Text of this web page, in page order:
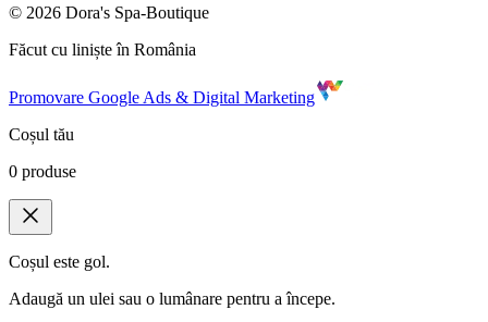
© 2026 Dora's Spa-Boutique
Făcut cu liniște în România
Promovare Google Ads & Digital Marketing
Coșul tău
0 produse
Coșul este gol.
Adaugă un ulei sau o lumânare pentru a începe.